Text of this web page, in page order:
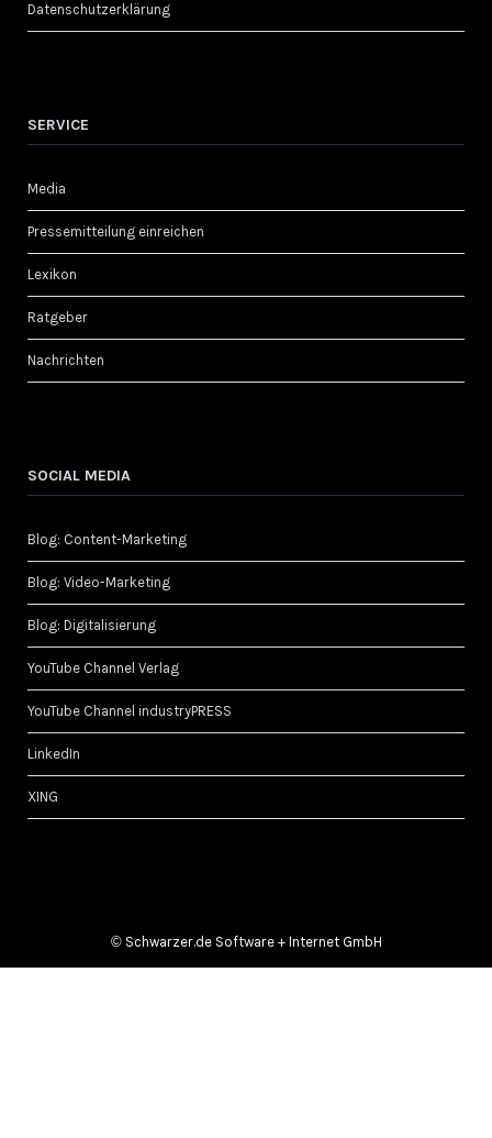
Datenschutzerklärung
SERVICE
Media
Pressemitteilung einreichen
Lexikon
Ratgeber
Nachrichten
SOCIAL MEDIA
Blog: Content-Marketing
Blog: Video-Marketing
Blog: Digitalisierung
YouTube Channel Verlag
YouTube Channel industryPRESS
LinkedIn
XING
© Schwarzer.de Software + Internet GmbH